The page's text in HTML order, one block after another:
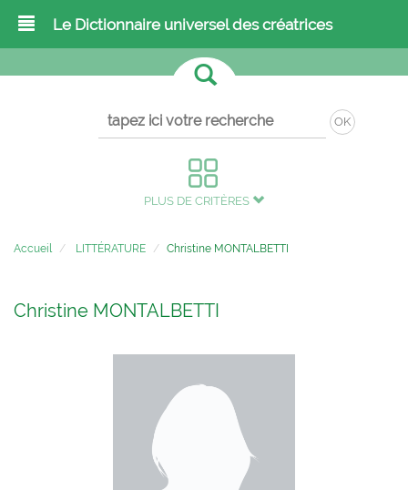
Le Dictionnaire universel des créatrices
OK
PLUS DE CRITÈRES
Accueil LITTÉRATURE Christine MONTALBETTI
Christine MONTALBETTI